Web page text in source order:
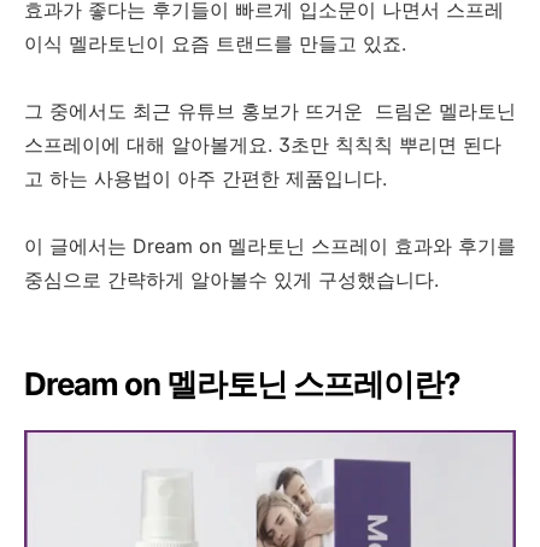
효과가 좋다는 후기들이 빠르게 입소문이 나면서 스프레
이식 멜라토닌이 요즘 트랜드를 만들고 있죠.
그 중에서도 최근 유튜브 홍보가 뜨거운 드림온 멜라토닌
스프레이에 대해 알아볼게요. 3초만 칙칙칙 뿌리면 된다
고 하는 사용법이 아주 간편한 제품입니다.
이 글에서는 Dream on 멜라토닌 스프레이 효과와 후기를
중심으로 간략하게 알아볼수 있게 구성했습니다.
Dream on 멜라토닌 스프레이란?